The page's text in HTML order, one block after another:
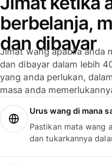
berbelanja,
dan dibayar
Jimat wang apabila anda
dan dibayar dalam lebih
yang anda perlukan,
masa anda
Urus wang di mana
Pastikan mata wang
dan tukarkannya